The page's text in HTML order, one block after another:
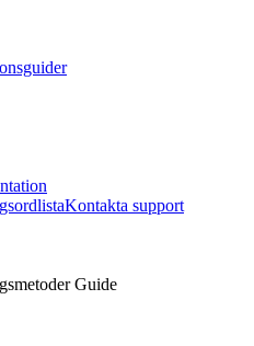
Kontakta support
Guide